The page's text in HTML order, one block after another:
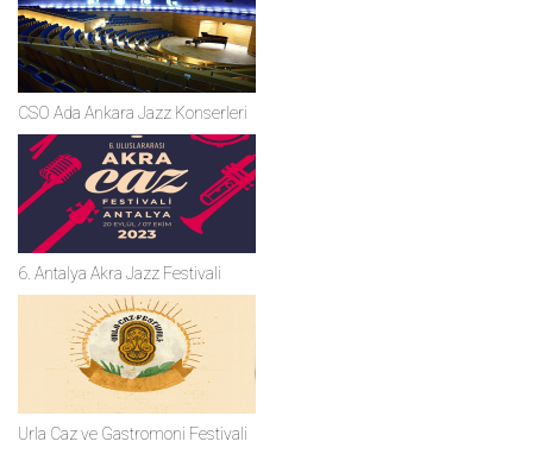
CSO Ada Ankara Jazz Konserleri
6. Antalya Akra Jazz Festivali
Urla Caz ve Gastromoni Festivali